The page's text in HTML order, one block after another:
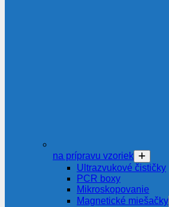
na prípravu vzoriek
Ultrazvukové čističky
PCR boxy
Mikroskopovanie
Magnetické miešačky